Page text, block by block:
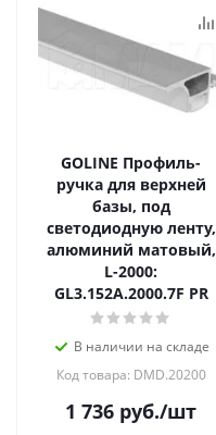
GOLINE Профиль-
ручка для верхней
базы, под
светодиодную ленту,
алюминий матовый,
L-2000:
GL3.152A.2000.7F PR
В наличии на складе
Код товара: DMD.20200
1 736 руб./шт